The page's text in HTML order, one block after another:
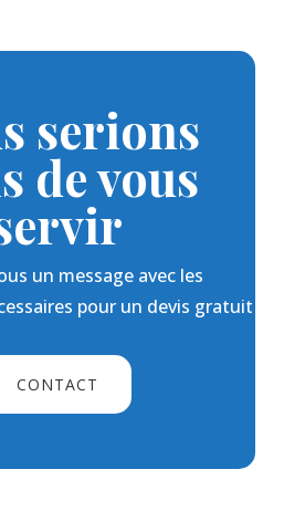
serions
de vous
un message avec les
pour un devis gratuit
CONTACT